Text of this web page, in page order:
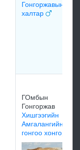
Гонгоржавын
халтар
ГОмбын
Гонгоржав
Хишгээгийн
Амгалангийн
гонгоо хонгор